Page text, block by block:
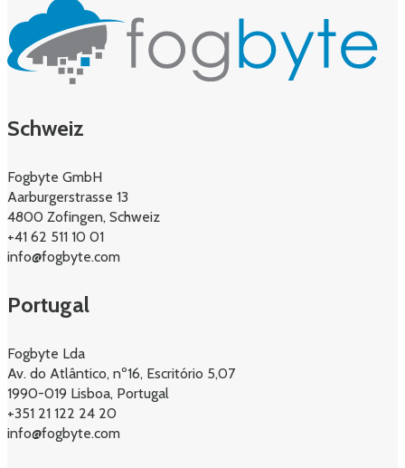
Schweiz
Fogbyte GmbH
Aarburgerstrasse 13
4800 Zofingen, Schweiz
+41 62 511 10 01
info@fogbyte.com
Portugal
Fogbyte Lda
Av. do Atlântico, nº16, Escritório 5,07
1990-019 Lisboa, Portugal
+351 21 122 24 20
info@fogbyte.com